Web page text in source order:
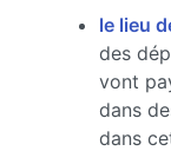
le lieu
des
vont
dans
dans